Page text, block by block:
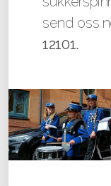
send oss
12101.
Kalender
Instrumenter
Å være
Samspill